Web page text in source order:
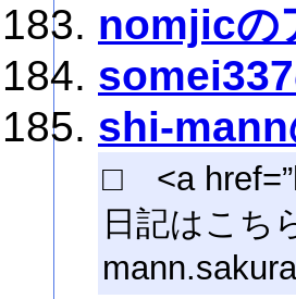
nomjicの
shi-mann
□ <a
日記はこち